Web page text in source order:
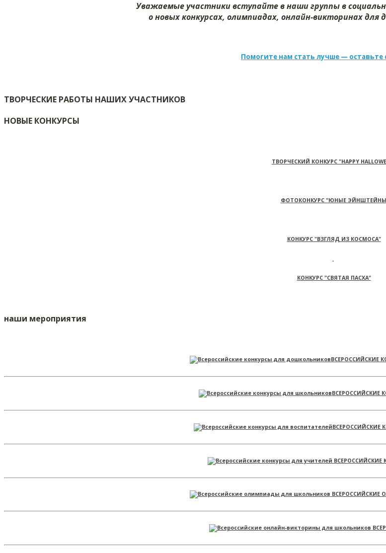
Уважаемые участники вступайте в наши группы в
о новых конкурсах, олимпиадах, онлайн-викторинах для
Помогите нам стать лучше — оставьте
ТВОРЧЕСКИЕ РАБОТЫ НАШИХ УЧАСТНИКОВ
НОВЫЕ КОНКУРСЫ
ТВОРЧЕСКИЙ КОНКУРС "HAPPY
ФОТОКОНКУРС "ЮНЫЕ
КОНКУРС "ВЗГЛЯД ИЗ КОСМОСА"
КОНКУРС "СВЯТАЯ ПАСХА"
наши мероприятия
ВСЕРОССИЙСКИЕ
ВСЕРОССИЙСКИЕ
ВСЕРОССИЙСКИЕ
ВСЕРОССИЙСКИЕ